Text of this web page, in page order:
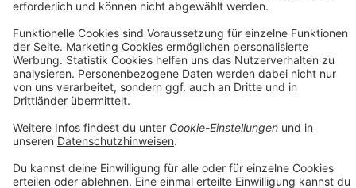
[1] Vermittlung erfolgt ausschließlich für unseren
Düsseldorf.
[2] Die dargestellten Leasingraten werden durch einen integrierten
Rechner der Smartfit GmbH auf Basis Ihrer Eingaben kalkuliert und
dienen ausschließlich der unverbindlichen Orientierung. Es handelt
sich nicht um ein verbindliches Angebot im rechtlichen Sinne. Die
tatsächliche Leasingrate kann insbesondere aufgrund von
Bonitätsprüfung, individuellen Vertragskonditionen, Gebühren
sowie etwaigen Zusatzleistungen abweichen. Maßgeblich sind
ausschließlich die Konditionen des jeweiligen Leasingvertrags
sowie die verbindliche Kalkulation des Leasinggebers.